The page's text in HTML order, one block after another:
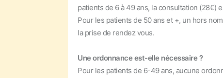
patients de 6 à 49 ans, la consultation (28€)
Pour les patients de 50 ans et +, un hors
la prise de rendez vous.
Une ordonnance est-elle nécessaire ?
Pour les patients de 6-49 ans, aucune